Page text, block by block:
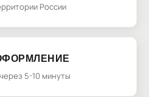
России
5-10 минуты